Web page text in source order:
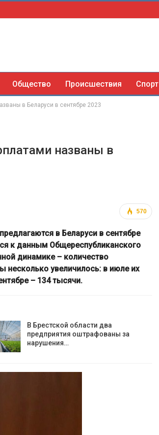
Общество Происшествия Спорт
в Беларуси в сентябре 2023
названы в
570
в Беларуси в сентябре
к данным Общереспубликанского
динамике – количество
несколько увеличилось: в июле их
– 134 тысячи.
В Брестской области два
предприятия оштрафованы за
нарушения…